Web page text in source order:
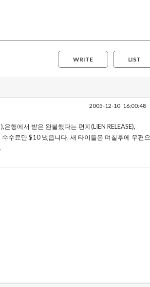
LIST
WRITE
2005-12-10 16:00:48
행에서 받은 완불했다는 편지(LIEN RELEASE),
수료만 $10 냈읍니다. 새 타이틀은 며칠후에 우편으